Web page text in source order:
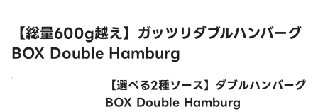
【商品内容】
粗挽き目玉焼
【総量600g越え】ガッツリダブルハンバーグ
BOX Double Hamburg
【選べる2種ソース】ダブルハンバーグ
BOX Double Hamburg